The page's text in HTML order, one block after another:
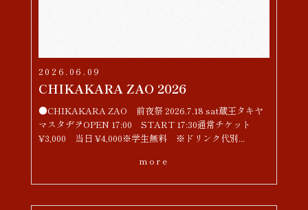
2026.06.09
CHIKAKARA ZAO 2026
●CHIKAKARA ZAO 前夜祭 2026.7.18 sat蔵王タキヤ
マスタヂヲOPEN 17:00 START 17:30通常チケット
¥3,000 当日 ¥4,000※学生無料 ※ドリンク代別...
more